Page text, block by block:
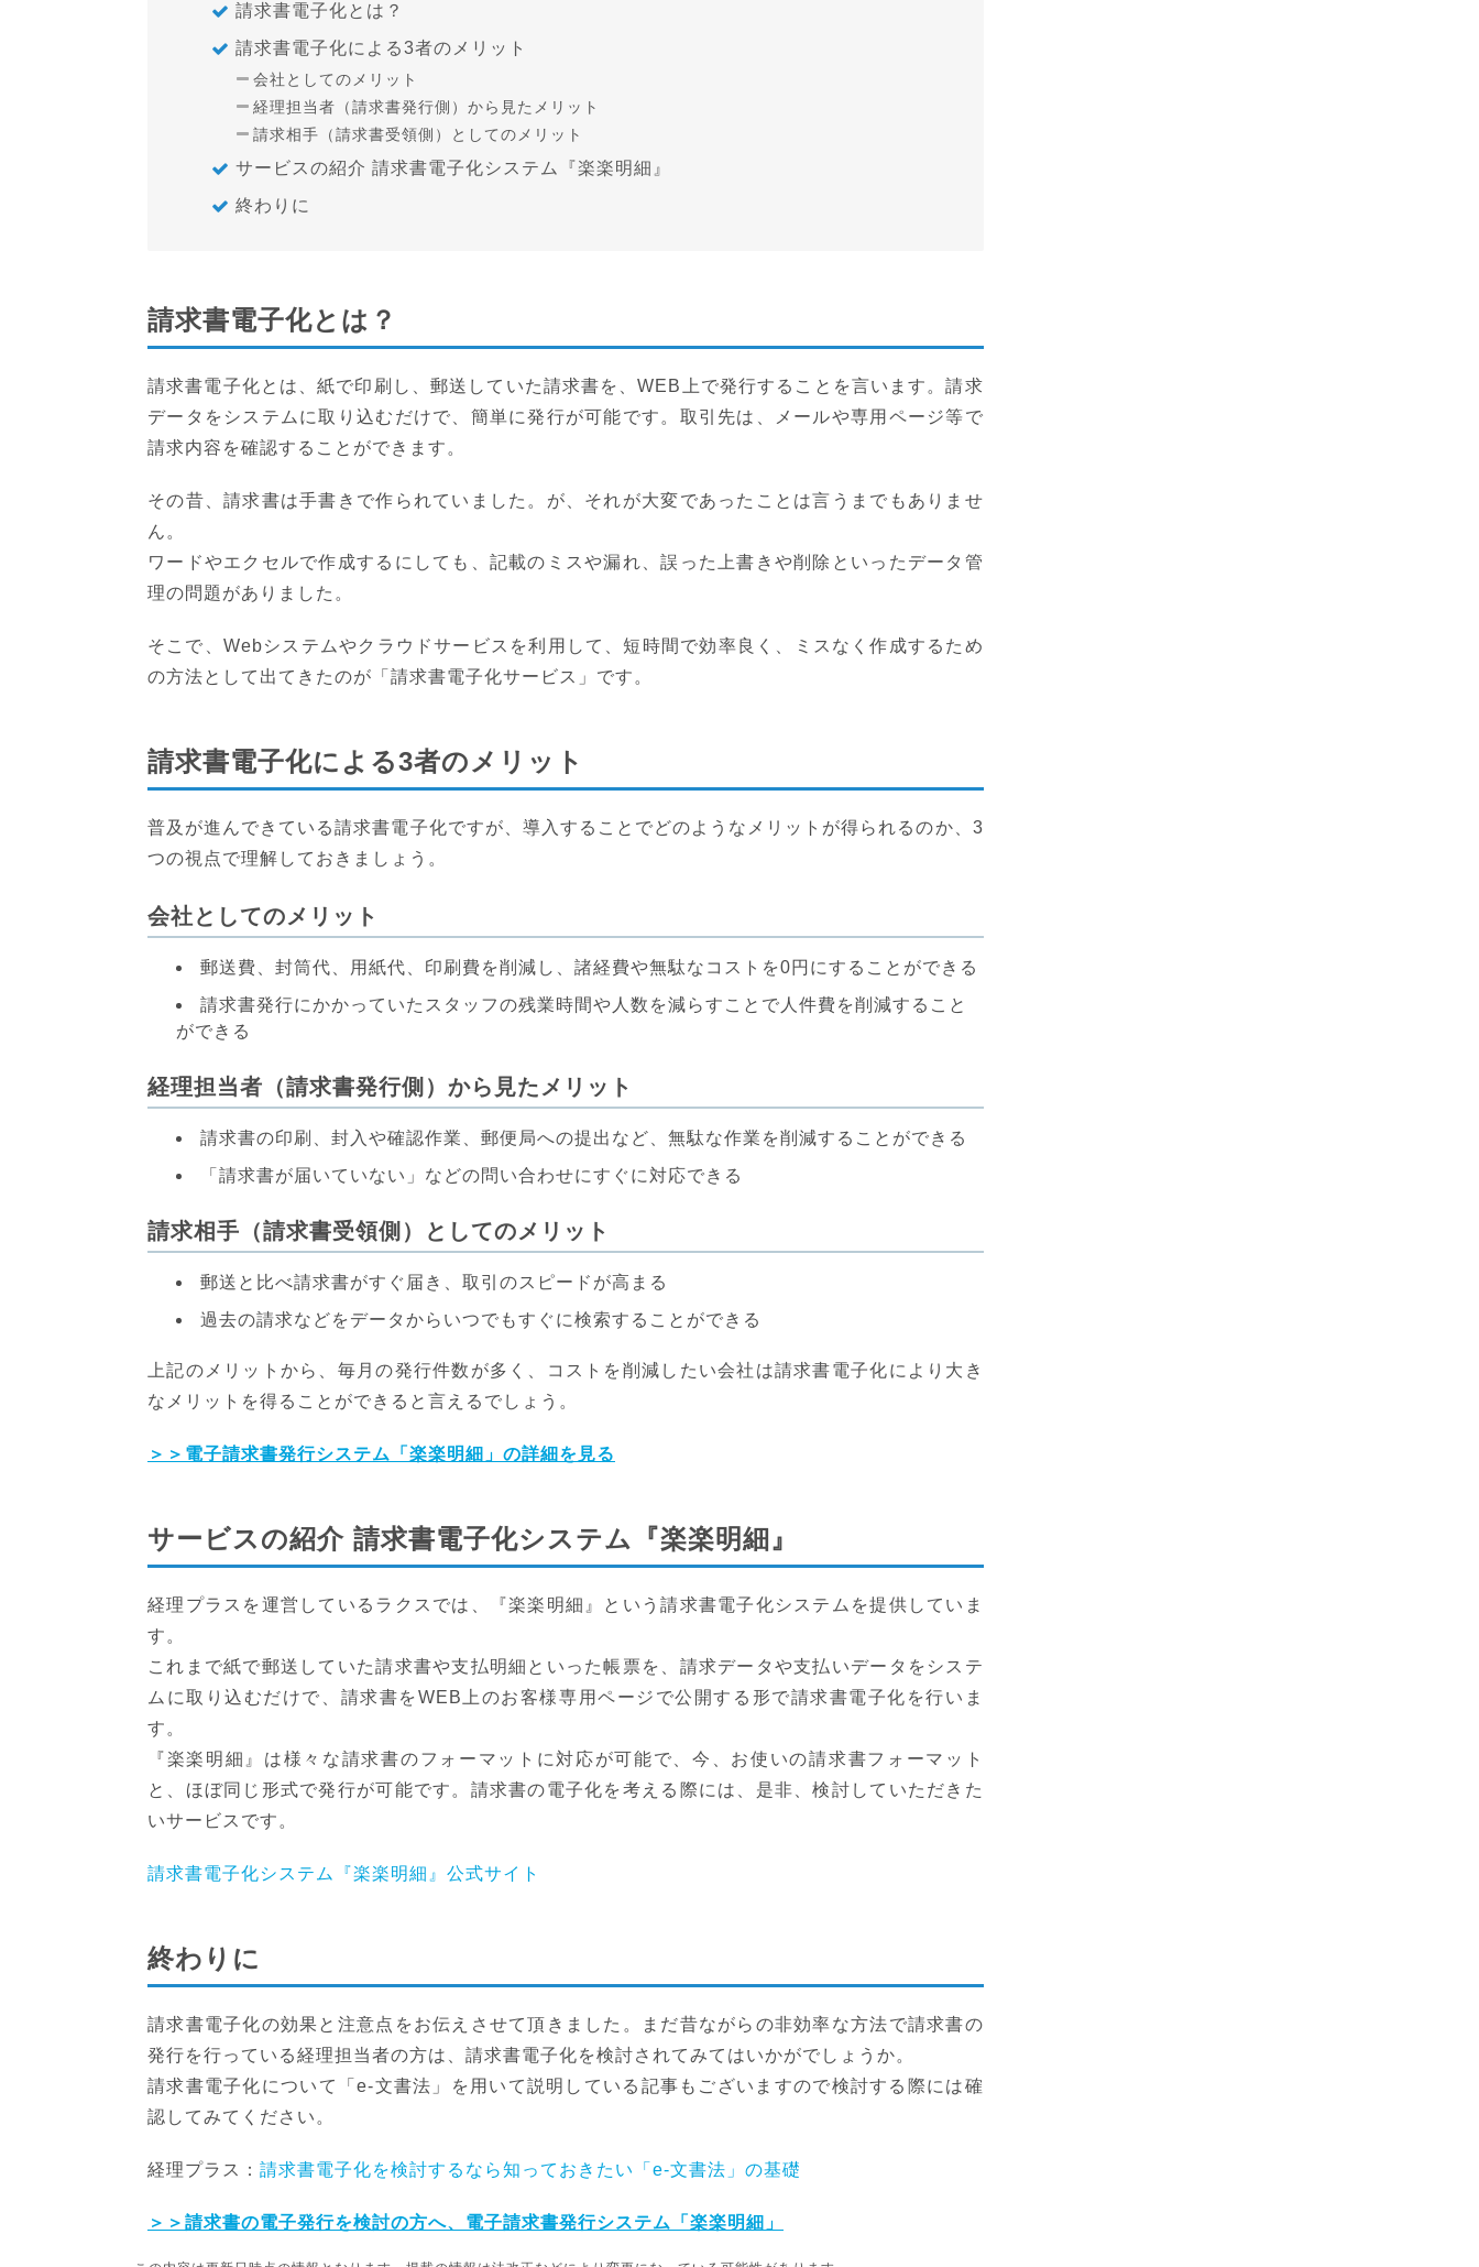
請求書電子化とは？
請求書電子化による3者のメリット
会社としてのメリット
経理担当者（請求書発行側）から見たメリット
請求相手（請求書受領側）としてのメリット
サービスの紹介 請求書電子化システム『楽楽明細』
終わりに
請求書電子化とは？
請求書電子化とは、紙で印刷し、郵送していた請求書を、WEB上で発行することを言います。請求
データをシステムに取り込むだけで、簡単に発行が可能です。取引先は、メールや専用ページ等で
請求内容を確認することができます。
その昔、請求書は手書きで作られていました。が、それが大変であったことは言うまでもありませ
ん。
ワードやエクセルで作成するにしても、記載のミスや漏れ、誤った上書きや削除といったデータ管
理の問題がありました。
そこで、Webシステムやクラウドサービスを利用して、短時間で効率良く、ミスなく作成するため
の方法として出てきたのが「請求書電子化サービス」です。
請求書電子化による3者のメリット
普及が進んできている請求書電子化ですが、導入することでどのようなメリットが得られるのか、3
つの視点で理解しておきましょう。
会社としてのメリット
郵送費、封筒代、用紙代、印刷費を削減し、諸経費や無駄なコストを0円にすることができる
請求書発行にかかっていたスタッフの残業時間や人数を減らすことで人件費を削減すること
ができる
経理担当者（請求書発行側）から見たメリット
請求書の印刷、封入や確認作業、郵便局への提出など、無駄な作業を削減することができる
「請求書が届いていない」などの問い合わせにすぐに対応できる
請求相手（請求書受領側）としてのメリット
郵送と比べ請求書がすぐ届き、取引のスピードが高まる
過去の請求などをデータからいつでもすぐに検索することができる
上記のメリットから、毎月の発行件数が多く、コストを削減したい会社は請求書電子化により大き
なメリットを得ることができると言えるでしょう。
＞＞電子請求書発行システム「楽楽明細」の詳細を見る
サービスの紹介 請求書電子化システム『楽楽明細』
経理プラスを運営しているラクスでは、『楽楽明細』という請求書電子化システムを提供していま
す。
これまで紙で郵送していた請求書や支払明細といった帳票を、請求データや支払いデータをシステ
ムに取り込むだけで、請求書をWEB上のお客様専用ページで公開する形で請求書電子化を行いま
す。
『楽楽明細』は様々な請求書のフォーマットに対応が可能で、今、お使いの請求書フォーマット
と、ほぼ同じ形式で発行が可能です。請求書の電子化を考える際には、是非、検討していただきた
いサービスです。
請求書電子化システム『楽楽明細』公式サイト
終わりに
請求書電子化の効果と注意点をお伝えさせて頂きました。まだ昔ながらの非効率な方法で請求書の
発行を行っている経理担当者の方は、請求書電子化を検討されてみてはいかがでしょうか。
請求書電子化について「e-文書法」を用いて説明している記事もございますので検討する際には確
認してみてください。
経理プラス： 請求書電子化を検討するなら知っておきたい「e-文書法」の基礎
＞＞請求書の電子発行を検討の方へ、電子請求書発行システム「楽楽明細」